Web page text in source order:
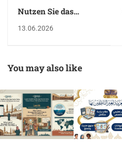
Nutzen Sie das
und Koranstudium
13.06.2026
You may also like